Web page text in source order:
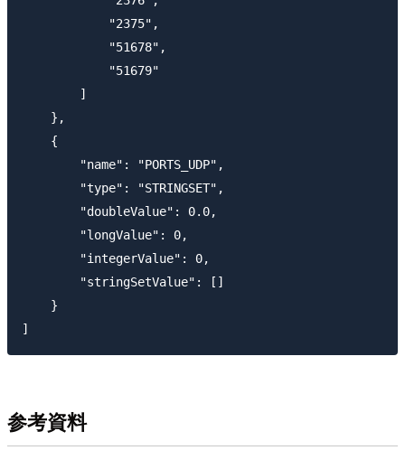
            "2375",
            "51678",
            "51679"
        ]
    },
    {
        "name": "PORTS_UDP",
        "type": "STRINGSET",
        "doubleValue": 0.0,
        "longValue": 0,
        "integerValue": 0,
        "stringSetValue": []
    }
参考資料